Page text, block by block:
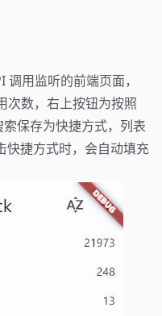
用监听的前端页面，
次数，右上按钮为按照
保存为快捷方式，列表
快捷方式时，会自动填充